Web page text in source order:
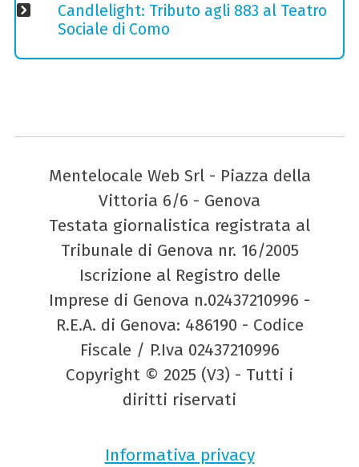
Candlelight: Tributo agli 883 al Teatro
Sociale di Como
Mentelocale Web Srl - Piazza della
Vittoria 6/6 - Genova
Testata giornalistica registrata al
Tribunale di Genova nr. 16/2005
Iscrizione al Registro delle
Imprese di Genova n.02437210996 -
R.E.A. di Genova: 486190 - Codice
Fiscale / P.Iva 02437210996
Copyright © 2025 (V3) - Tutti i
diritti riservati
Informativa privacy